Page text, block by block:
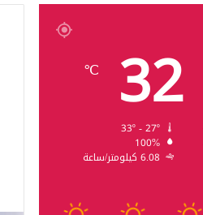
32
℃
100%
6.08 كيلومتر/ساعة